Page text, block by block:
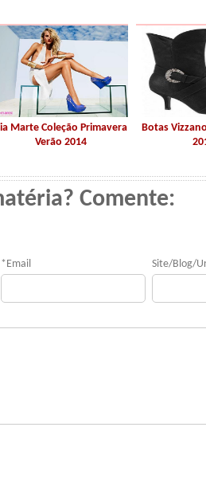
Marte Coleção Primavera
Verão 2014
Botas
Comente:
* Email Site/Blog/